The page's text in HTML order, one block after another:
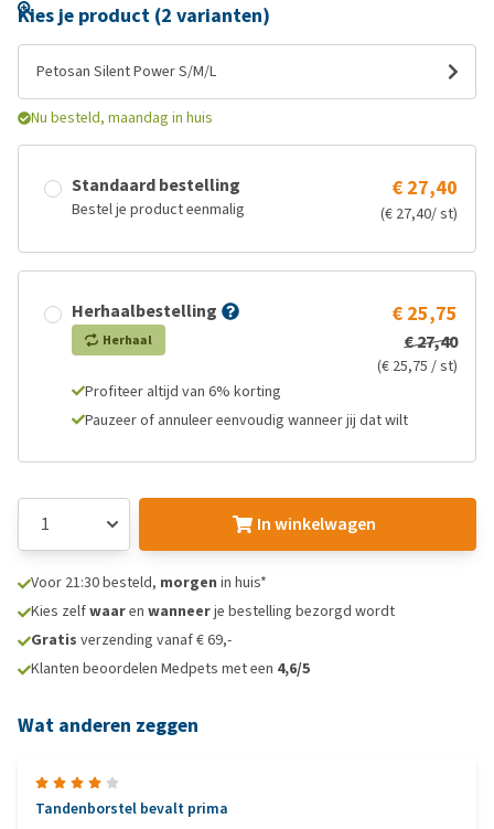
Kies je product (2 varianten)
Petosan Silent Power S/M/L
Nu besteld, maandag in huis
Standaard bestelling
Bestel je product eenmalig
€ 27,40
(€ 27,40/ st)
Herhaalbestelling
Herhaal
€ 25,75
€ 27,40
(€ 25,75 / st)
Profiteer altijd van 6% korting
Pauzeer of annuleer eenvoudig wanneer jij dat wilt
In winkelwagen
Voor 21:30 besteld, morgen in huis*
Kies zelfwaaren wanneerje bestelling bezorgd wordt
Gratis verzending vanaf € 69,-
Klanten beoordelen Medpets met een 4,6/5
Wat anderen zeggen
Tandenborstel bevalt prima